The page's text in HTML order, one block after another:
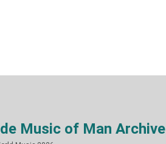
Music of Man Archive